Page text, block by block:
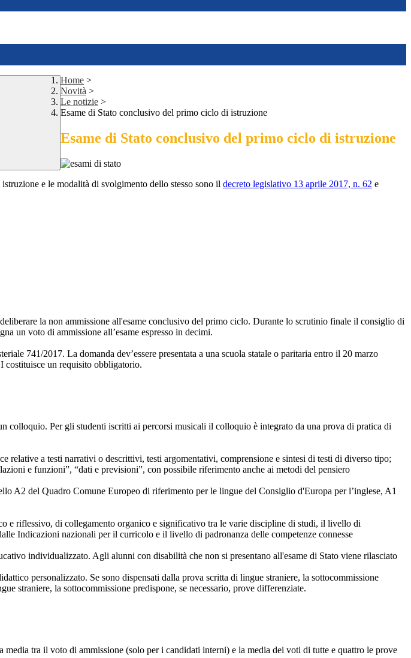
Home >
Novità >
Le notizie >
Esame di Stato conclusivo del primo ciclo di istruzione
Esame di Stato conclusivo del primo ciclo di istruzione
e le modalità di svolgimento dello stesso sono il decreto legislativo 13 aprile 2017, n. 62 e
la non ammissione all'esame conclusivo del primo ciclo. Durante lo scrutinio finale il consiglio di
un voto di ammissione all’esame espresso in decimi.
741/2017. La domanda dev’essere presentata a una scuola statale o paritaria entro il 20 marzo
costituisce un requisito obbligatorio.
colloquio. Per gli studenti iscritti ai percorsi musicali il colloquio è integrato da una prova di pratica di
relative a testi narrativi o descrittivi, testi argomentativi, comprensione e sintesi di testi di diverso tipo;
e funzioni”, “dati e previsioni”, con possibile riferimento anche ai metodi del pensiero
A2 del Quadro Comune Europeo di riferimento per le lingue del Consiglio d'Europa per l’inglese, A1
e riflessivo, di collegamento organico e significativo tra le varie discipline di studi, il livello di
Indicazioni nazionali per il curricolo e il livello di padronanza delle competenze connesse
individualizzato. Agli alunni con disabilità che non si presentano all'esame di Stato viene rilasciato
personalizzato. Se sono dispensati dalla prova scritta di lingue straniere, la sottocommissione
straniere, la sottocommissione predispone, se necessario, prove differenziate.
tra il voto di ammissione (solo per i candidati interni) e la media dei voti di tutte e quattro le prove